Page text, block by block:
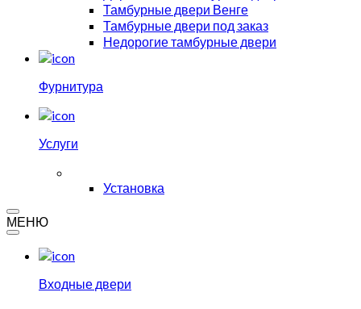
Тамбурные двери Венге
Тамбурные двери под заказ
Недорогие тамбурные двери
Фурнитура
Услуги
Установка
МЕНЮ
Входные двери